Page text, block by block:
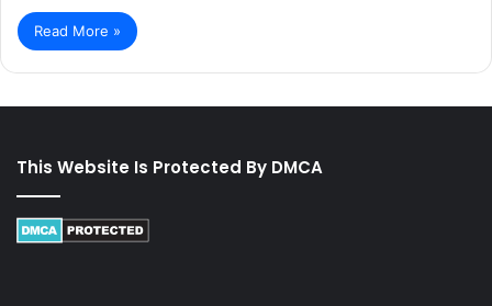
Read More »
This Website Is Protected By DMCA